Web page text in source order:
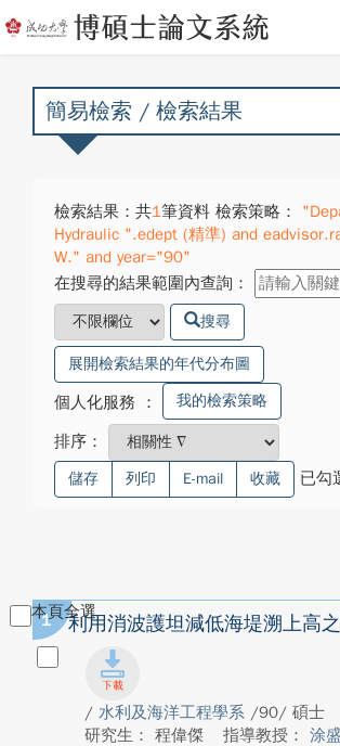
簡易檢索 / 檢索結果
檢索結果：共1筆資料 檢索策略：
Hydraulic ".edept (精準) and
W." and year="90"
在搜尋的結果範圍內查詢：
搜尋
展開檢索結果的年代分布圖
個人化服務 ： 我的檢索策略
排序：
儲存 列印 E-mail 收藏 已勾
本頁全選
1 利用消波護坦減低海堤溯上高
/ 水利及海洋工程學系 /90/ 碩士
研究生： 程偉傑
指導教授： 涂